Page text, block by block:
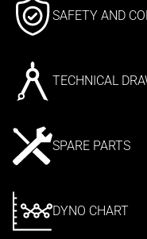
SAFETY AND
TECHNICAL
SPARE PARTS
DYNO CHART